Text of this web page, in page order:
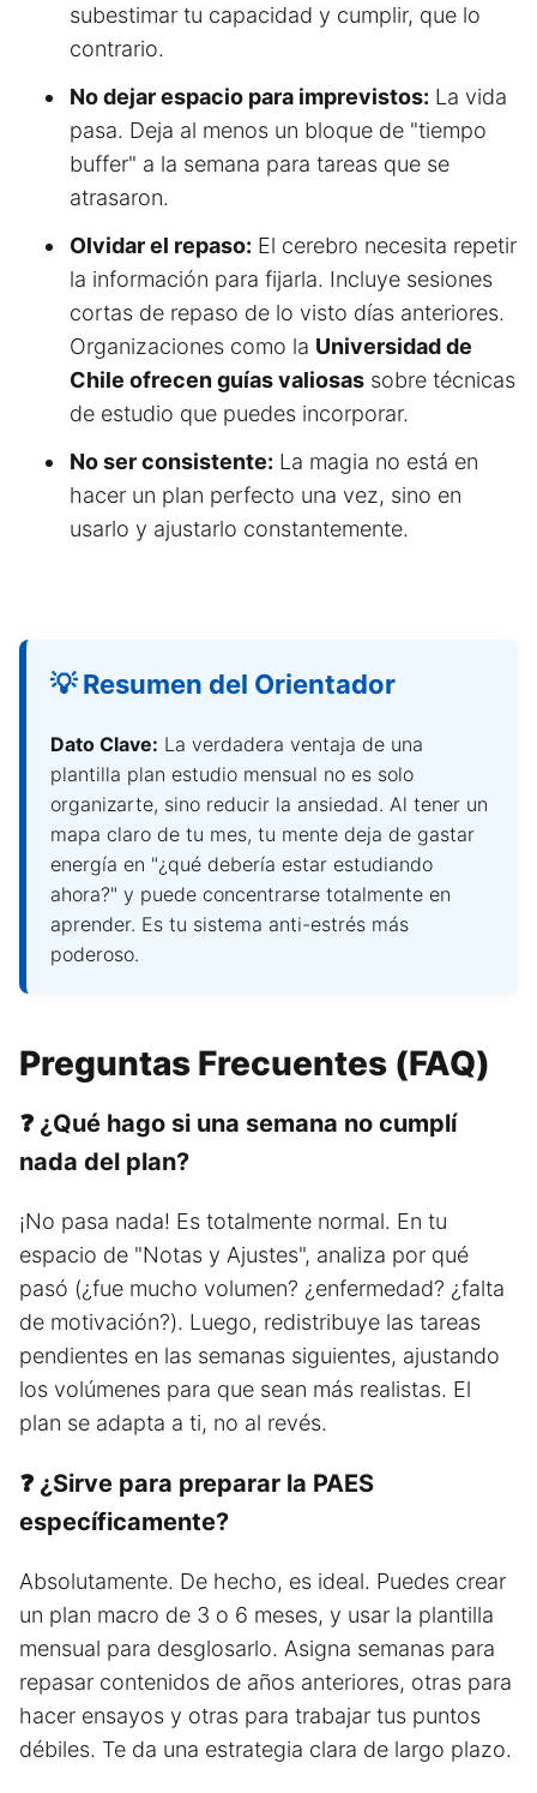
subestimar tu capacidad y cumplir, que lo
contrario.
No dejar espacio para imprevistos: La vida
pasa. Deja al menos un bloque de "tiempo
buffer" a la semana para tareas que se
atrasaron.
Olvidar el repaso: El cerebro necesita repetir
la información para fijarla. Incluye sesiones
cortas de repaso de lo visto días anteriores.
Organizaciones como la Universidad de
Chile ofrecen guías valiosas sobre técnicas
de estudio que puedes incorporar.
No ser consistente: La magia no está en
hacer un plan perfecto una vez, sino en
usarlo y ajustarlo constantemente.
💡 Resumen del Orientador
Dato Clave: La verdadera ventaja de una
plantilla plan estudio mensual no es solo
organizarte, sino reducir la ansiedad. Al tener un
mapa claro de tu mes, tu mente deja de gastar
energía en "¿qué debería estar estudiando
ahora?" y puede concentrarse totalmente en
aprender. Es tu sistema anti-estrés más
poderoso.
Preguntas Frecuentes (FAQ)
❓ ¿Qué hago si una semana no cumplí
nada del plan?
¡No pasa nada! Es totalmente normal. En tu
espacio de "Notas y Ajustes", analiza por qué
pasó (¿fue mucho volumen? ¿enfermedad? ¿falta
de motivación?). Luego, redistribuye las tareas
pendientes en las semanas siguientes, ajustando
los volúmenes para que sean más realistas. El
plan se adapta a ti, no al revés.
❓ ¿Sirve para preparar la PAES
específicamente?
Absolutamente. De hecho, es ideal. Puedes crear
un plan macro de 3 o 6 meses, y usar la plantilla
mensual para desglosarlo. Asigna semanas para
repasar contenidos de años anteriores, otras para
hacer ensayos y otras para trabajar tus puntos
débiles. Te da una estrategia clara de largo plazo.